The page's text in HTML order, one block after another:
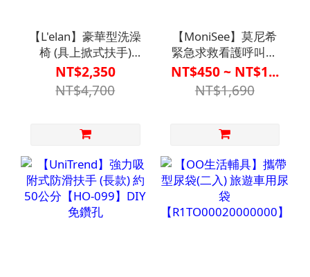
【L'elan】豪華型洗澡
椅 (具上掀式扶手)
【HO-187-BU】
NT$2,350
NT$4,700
【MoniSee】莫尼希
緊急求救看護呼叫器
組【C1HC0007】
NT$450 ~ NT$1...
NT$1,690